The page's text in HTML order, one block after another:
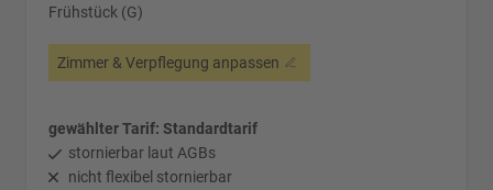
Frühstück (G)
Zimmer & Verpflegung anpassen
gewählter Tarif: Standardtarif
stornierbar laut AGBs
nicht flexibel stornierbar